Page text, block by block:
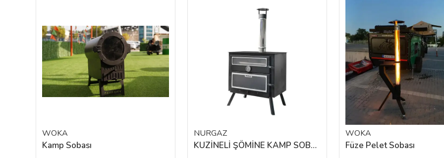
WOKA
Kamp Sobası
NURGAZ
KUZİNELİ ŞÖMİNE KAMP SOBASI
WOKA
Füze Pelet Sobası